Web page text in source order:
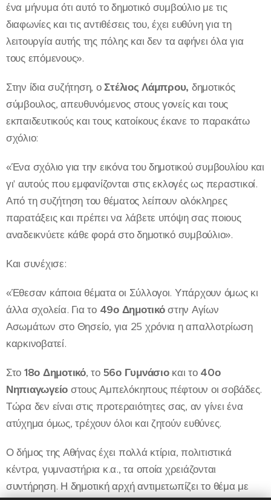
ένα μήνυμα ότι αυτό το δημοτικό συμβούλιο με τις
διαφωνίες και τις αντιθέσεις του, έχει ευθύνη για τη
λειτουργία αυτής της πόλης και δεν τα αφήνει όλα για
τους επόμενους».
Στην ίδια συζήτηση, οΣτέλιος Λάμπρου, δημοτικός
σύμβουλος, απευθυνόμενος στους γονείς και τους
εκπαιδευτικούς και τους κατοίκους έκανε το παρακάτω
σχόλιο:
«Ένα σχόλιο για την εικόνα του δημοτικού συμβουλίου και
γι' αυτούς που εμφανίζονται στις εκλογές ως περαστικοί.
Από τη συζήτηση του θέματος λείπουν ολόκληρες
παρατάξεις και πρέπει να λάβετε υπόψη σας ποιους
αναδεικνύετε κάθε φορά στο δημοτικό συμβούλιο».
Και συνέχισε:
«Έθεσαν κάποια θέματα οι Σύλλογοι. Υπάρχουν όμως κι
άλλα σχολεία. Για το 49ο Δημοτικόστην Αγίων
Ασωμάτων στο Θησείο, για 25 χρόνια η απαλλοτρίωση
καρκινοβατεί.
Στο 18ο Δημοτικό, το 56οΓυμνάσιοκαι το 40ο
Νηπιαγωγείο στους Αμπελόκηπους πέφτουν οι σοβάδες.
Τώρα δεν είναι στις προτεραιότητες σας, αν γίνει ένα
ατύχημα όμως, τρέχουν όλοι και ζητούν ευθύνες.
Ο δήμος της Αθήνας έχει πολλά κτίρια, πολιτιστικά
κέντρα, γυμναστήρια κ.α., τα οποία χρειάζονται
συντήρηση. Η δημοτική αρχή αντιμετωπίζει το θέμα με